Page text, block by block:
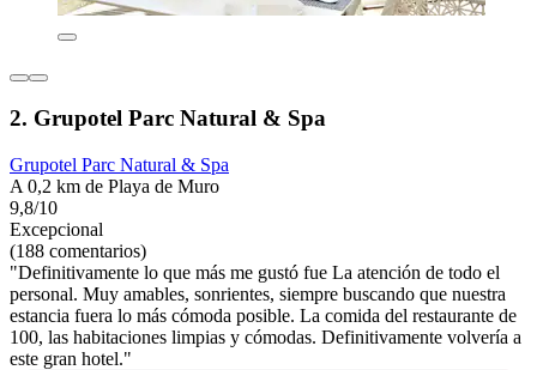
2. Grupotel Parc Natural & Spa
Grupotel Parc Natural & Spa
A 0,2 km de Playa de Muro
9,8/10
Excepcional
(188 comentarios)
"Definitivamente lo que más me gustó fue La atención de todo el
personal. Muy amables, sonrientes, siempre buscando que nuestra
estancia fuera lo más cómoda posible. La comida del restaurante de
100, las habitaciones limpias y cómodas. Definitivamente volvería a
este gran hotel."